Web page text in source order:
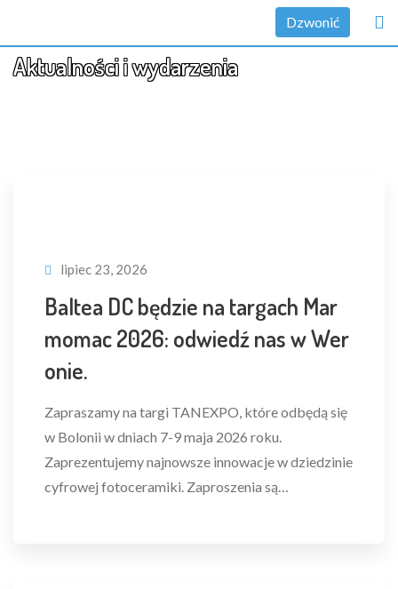
treści
Dzwonić
Aktualności i wydarzenia
lipiec 23, 2026
Baltea DC będzie na targach Mar
momac 2026: odwiedź nas w Wer
onie.
Zapraszamy na targi TANEXPO, które odbędą się
w Bolonii w dniach 7-9 maja 2026 roku.
Zaprezentujemy najnowsze innowacje w dziedzinie
cyfrowej fotoceramiki. Zaproszenia są…